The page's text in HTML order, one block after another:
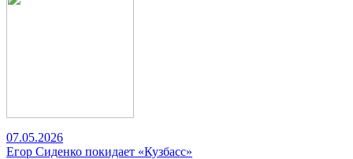
07.05.2026
Егор Сиденко покидает «Кузбасс»